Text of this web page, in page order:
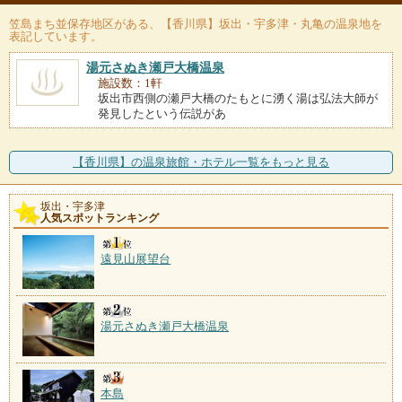
笠島まち並保存地区がある、【香川県】坂出・宇多津・丸亀の温泉地を
表記しています。
湯元さぬき瀬戸大橋温泉
施設数：1軒
坂出市西側の瀬戸大橋のたもとに湧く湯は弘法大師が
発見したという伝説があ
【香川県】の温泉旅館・ホテル一覧をもっと見る
坂出・宇多津
人気スポットランキング
遠見山展望台
湯元さぬき瀬戸大橋温泉
本島